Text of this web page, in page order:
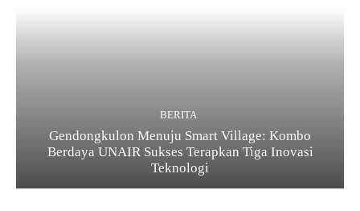
BERITA
Gendongkulon Menuju Smart Village: Kombo
Berdaya UNAIR Sukses Terapkan Tiga Inovasi
Teknologi